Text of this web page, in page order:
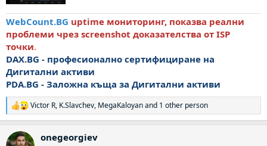
WebCount.BG uptime мониторинг, показва реални
проблеми чрез screenshot доказателства от ISP
точки.
DAX.BG - професионално сертифициране на
Дигитални активи
PDA.BG - Заложна къща за Дигитални активи
Р
е
к
Victor R, K.Slavchev, MegaKaloyanand 1 other person
onegeorgiev